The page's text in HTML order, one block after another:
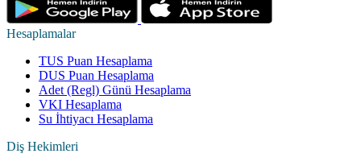
Hesaplamalar
TUS Puan Hesaplama
DUS Puan Hesaplama
Adet (Regl) Günü Hesaplama
VKI Hesaplama
Su İhtiyacı Hesaplama
Diş Hekimleri